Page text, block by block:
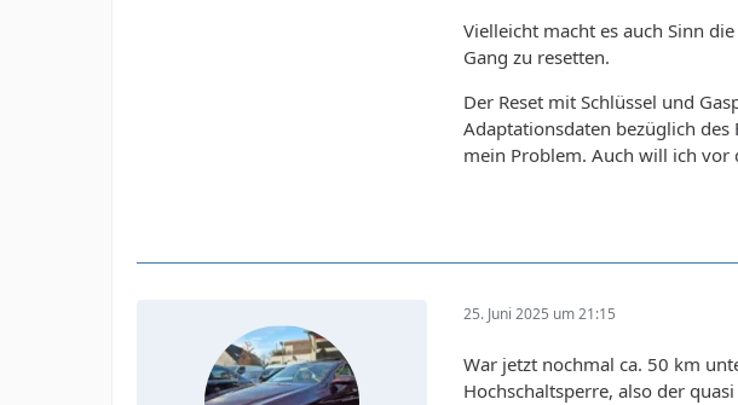
Vielleicht macht es auch Sinn
Gang zu resetten.
Der Reset mit Schlüssel und
Adaptationsdaten bezüglich
mein Problem. Auch will ich vor
25. Juni 2025 um 21:15
War jetzt nochmal ca. 50 km
Hochschaltsperre, also der